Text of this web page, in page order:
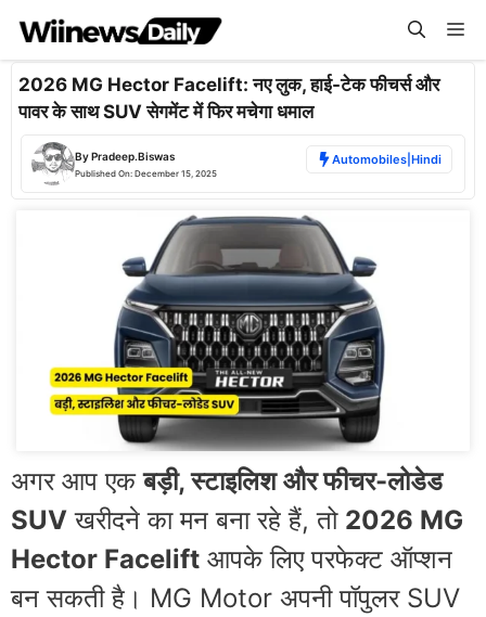
content
2026 MG Hector Facelift: नए लुक, हाई-टेक फीचर्स और
पावर के साथ SUV सेगमेंट में फिर मचेगा धमाल
ByPradeep.Biswas
Published On: December 15, 2025
Automobiles| Hindi
अगर आप एकबड़ी, स्टाइलिश और फीचर-लोडेड
SUV खरीदने का मन बना रहे हैं, तो 2026 MG
Hector Facelift आपके लिए परफेक्ट ऑप्शन
बन सकती है। MG Motor अपनी पॉपुलर SUV